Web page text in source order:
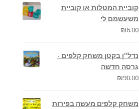
קוביית המטלות או קוביית
משעשמם לי
₪6.00
נדל"ן בקטן משחק קלפים -
גרסה חדשה
₪90.00
משחק קלפים מעשה בפירות